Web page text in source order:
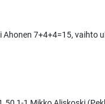
7+4+4=15, vaihto